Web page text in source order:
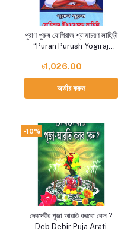
Add to cart
পুরাণ পুরুষ যোগিরাজ শ্যামাচরণ লাহিড়ী
“Puran Purush Yogiraj
৳1,026.00
অর্ডার করুন
-10%
Add to cart
দেবদেবীর পূজা আরতি করবো কেন ?
Deb Debir Puja Arati